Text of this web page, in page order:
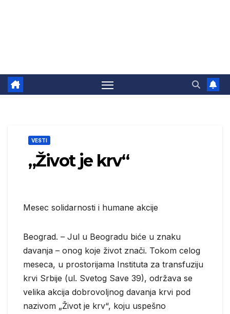
VESTI
„Život je krv“
Mesec solidarnosti i humane akcije
Beograd. – Jul u Beogradu biće u znaku
davanja – onog koje život znači. Tokom celog
meseca, u prostorijama Instituta za transfuziju
krvi Srbije (ul. Svetog Save 39), održava se
velika akcija dobrovoljnog davanja krvi pod
nazivom „Život je krv“, koju uspešno